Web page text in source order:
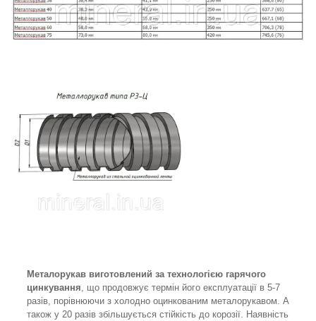
Металорукав виготовлений за технологією гарячого
цинкування, що продовжує термін його експлуатації в 5-7
разів, порівнюючи з холодно оцинкованим металорукавом. А
також у 20 разів збільшується стійкість до корозії. Наявність